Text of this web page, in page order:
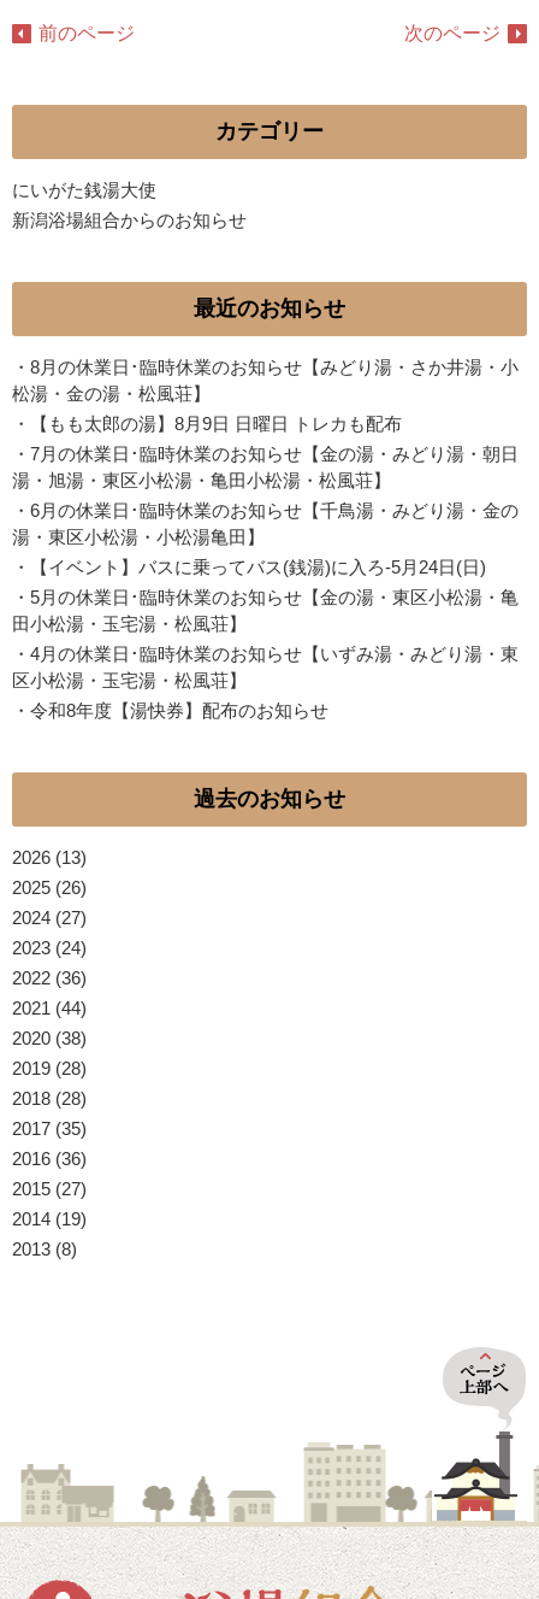
前のページ 次のページ
カテゴリー
にいがた銭湯大使
新潟浴場組合からのお知らせ
最近のお知らせ
・ 8月の休業日･臨時休業のお知らせ【みどり湯・さか井湯・小
松湯・金の湯・松風荘】
・
【もも太郎の湯】8月9日 日曜日 トレカも配布
・ 7月の休業日･臨時休業のお知らせ【金の湯・みどり湯・朝日
湯・旭湯・東区小松湯・亀田小松湯・松風荘】
・ 6月の休業日･臨時休業のお知らせ【千鳥湯・みどり湯・金の
湯・東区小松湯・小松湯亀田】
・
【イベント】バスに乗ってバス(銭湯)に入ろ-5月24日(日)
・ 5月の休業日･臨時休業のお知らせ【金の湯・東区小松湯・亀
田小松湯・玉宅湯・松風荘】
・ 4月の休業日･臨時休業のお知らせ【いずみ湯・みどり湯・東
区小松湯・玉宅湯・松風荘】
・ 令和8年度【湯快券】配布のお知らせ
過去のお知らせ
2026 (13)
2025 (26)
2024 (27)
2023 (24)
2022 (36)
2021 (44)
2020 (38)
2019 (28)
2018 (28)
2017 (35)
2016 (36)
2015 (27)
2014 (19)
2013 (8)